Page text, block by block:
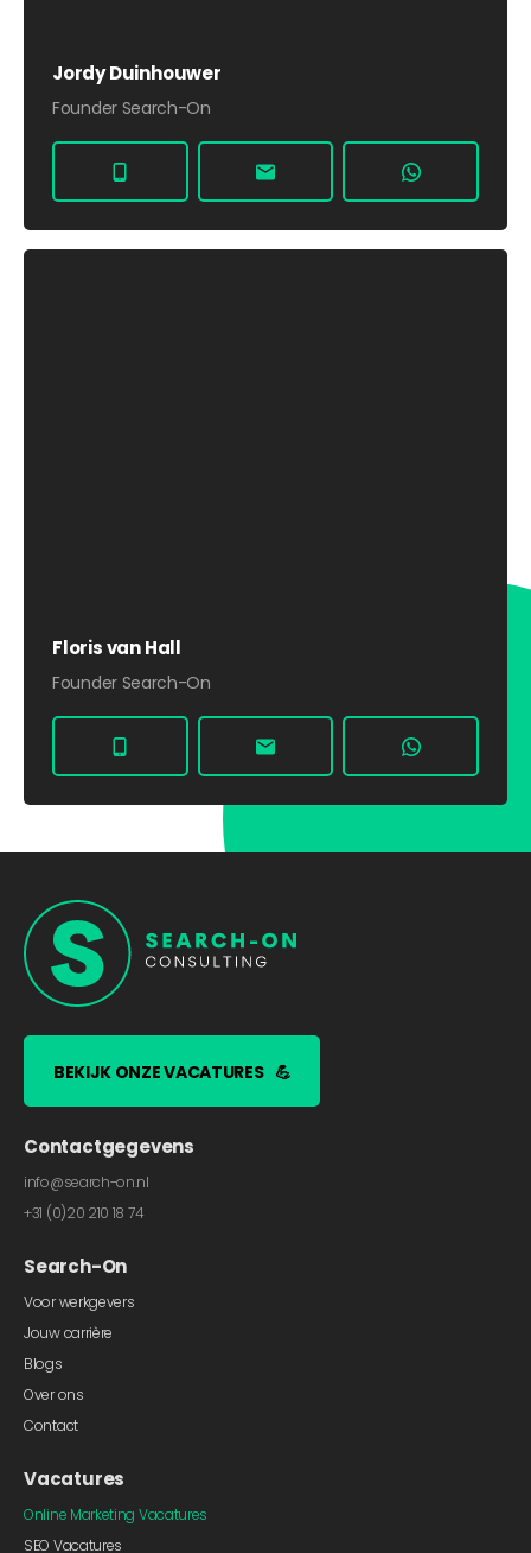
Jordy Duinhouwer
Founder Search-On
Floris van Hall
Founder Search-On
BEKIJK ONZE VACATURES 💪
Contactgegevens
info@search-on.nl
+31 (0)20 210 18 74
Search-On
Voor werkgevers
Jouw carrière
Blogs
Over ons
Contact
Vacatures
Online Marketing Vacatures
SEO Vacatures